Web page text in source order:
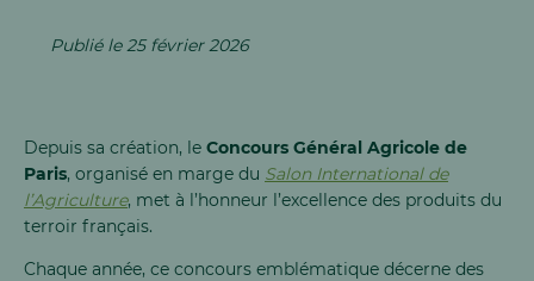
Publié le 25 février 2026
Depuis sa création, le Concours Général Agricole de
Paris, organisé en marge du Salon International de
l’Agriculture, met à l’honneur l’excellence des produits du
terroir français.
Chaque année, ce concours emblématique décerne des